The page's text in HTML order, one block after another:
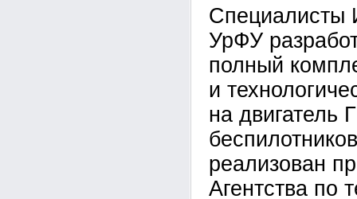
Специалисты
УрФУ
полный
и
на двигатель
реализован
Агентства по